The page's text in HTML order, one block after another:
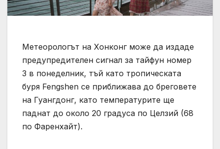
Метеорологът на Хонконг може да издаде
предупредителен сигнал за тайфун номер
3 в понеделник, тъй като тропическата
буря Fengshen се приближава до бреговете
на Гуангдонг, като температурите ще
паднат до около 20 градуса по Целзий (68
по Фаренхайт).